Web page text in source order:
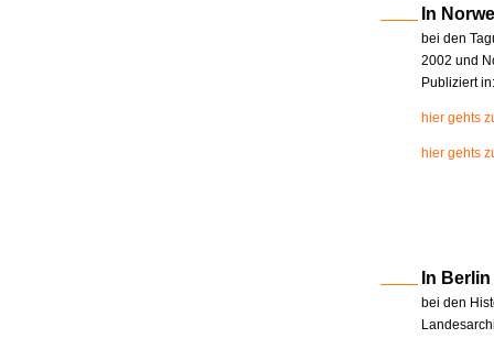
In
bei den
2002 und
Publiziert
hier gehts
hier gehts
In
bei den